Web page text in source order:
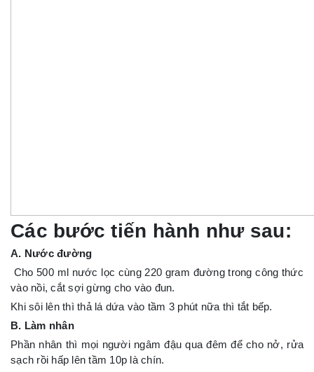
Các bước tiến hành như sau:
A. Nước đường
Cho 500 ml nước lọc cùng 220 gram đường trong công thức
vào nồi, cắt sợi gừng cho vào đun.
Khi sôi lên thì thả lá dứa vào tầm 3 phút nữa thì tắt bếp.
B. Làm nhân
Phần nhân thì mọi người ngâm đậu qua đêm để cho nở, rửa
sạch rồi hấp lên tầm 10p là chín.